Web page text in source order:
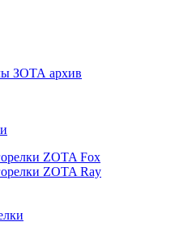
ЗОТА архив
ZOTA Fox
ZOTA Ray